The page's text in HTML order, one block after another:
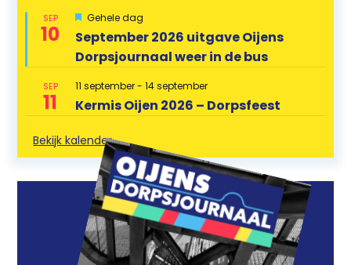
SEP
10
U
t
g
e
i
c
h
Gehele dag
September 2026 uitgave Oijens
Dorpsjournaal weer in de bus
SEP
11
11 september-14 september
Kermis Oijen 2026 – Dorpsfeest
Bekijk kalender